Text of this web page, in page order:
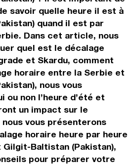
savoir quelle heure il est à
quand il est par
Dans cet article, nous
quel est le décalage
et Skardu, comment
horaire entre la Serbie et
nous vous
ou non l’heure d’été et
un impact sur le
vous présenterons
horaire heure par heure
Baltistan (Pakistan),
pour préparer votre